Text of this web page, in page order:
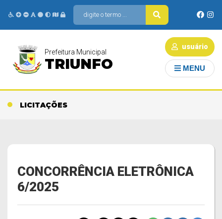
usuário
Prefeitura Municipal
TRIUNFO MENU
LICITAÇÕES
CONCORRÊNCIA ELETRÔNICA
6/2025